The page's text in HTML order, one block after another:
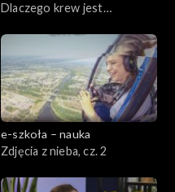
Dlaczego krew jest
e-szkoła – nauka
Zdjęcia z nieba, cz. 2